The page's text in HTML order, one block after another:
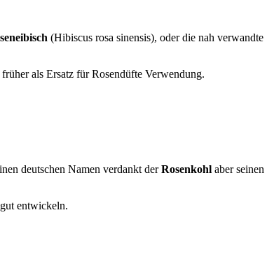
(Hibiscus rosa sinensis), oder die nah verwandte
als Ersatz für Rosendüfte Verwendung.
deutschen Namen verdankt derRosenkohl aber seinen
entwickeln.